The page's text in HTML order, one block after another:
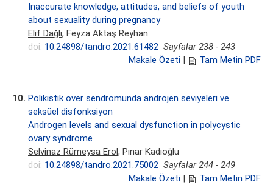
Inaccurate knowledge, attitudes, and beliefs of youth
about sexuality during pregnancy
Elif Dağlı, Feyza Aktaş Reyhan
doi: 10.24898/tandro.2021.61482 Sayfalar 238 - 243
Makale Özeti
Tam Metin PDF
10. Polikistik over sendromunda androjen seviyeleri ve
seksüel disfonksiyon
Androgen levels and sexual dysfunction in polycystic
ovary syndrome
Selvinaz Rümeysa Erol , Pınar Kadıoğlu
doi: 10.24898/tandro.2021.75002 Sayfalar 244 - 249
Makale Özeti
Tam Metin PDF